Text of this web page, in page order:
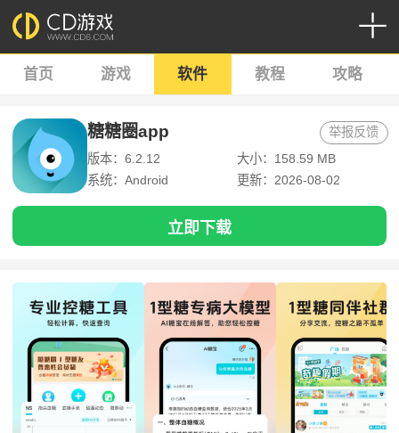
首页 游戏 软件 教程 攻略
糖糖圈app
版本：6.2.12
大小：158.59 MB
系统：Android
更新：2026-08-02
举报反馈
立即下载